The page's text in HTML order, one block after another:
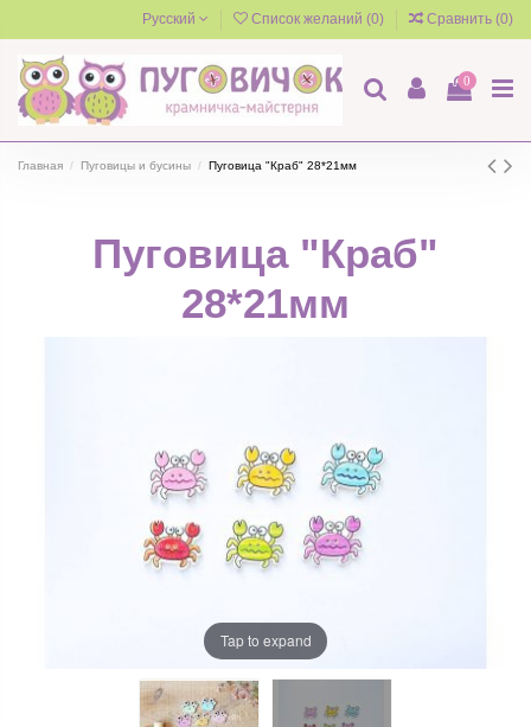
Русский Список желаний (0) Сравнить (0)
0
Главная Пуговицы и бусины Пуговица "Краб" 28*21мм
Пуговица "Краб"
28*21мм
Tap to expand